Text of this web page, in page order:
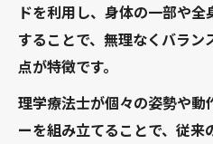
ドを利用し、身体の一部や
することで、無理なくバラン
点が特徴です。
理学療法士が個々の姿勢や動
ーを組み立てることで、従来